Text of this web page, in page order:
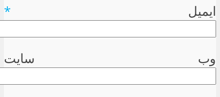
ایمیل *
وب سایت